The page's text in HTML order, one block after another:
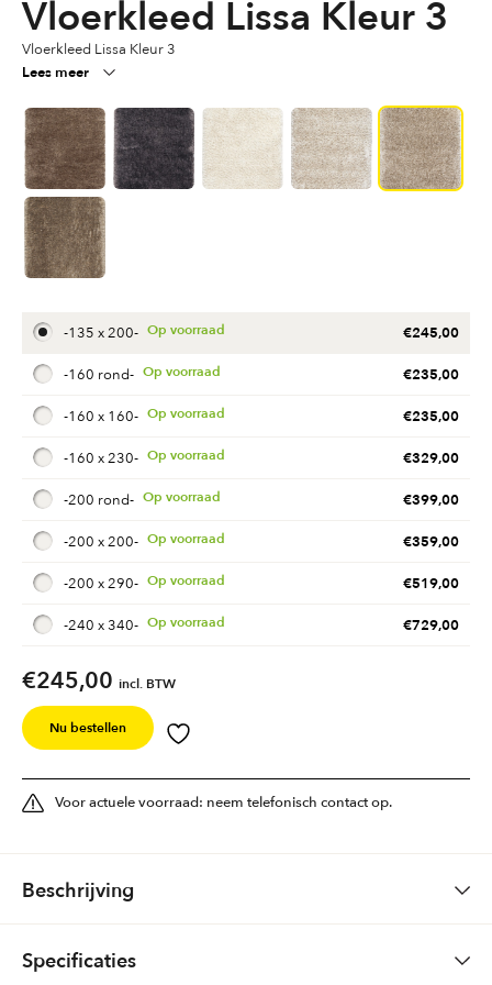
Vloerkleed Lissa Kleur 3
Vloerkleed Lissa Kleur 3
Lees meer
-135 x 200- €245,00
-160 rond- €235,00
-160 x 160- €235,00
-160 x 230- €329,00
-200 rond- €399,00
-200 x 200- €359,00
-200 x 290- €519,00
-240 x 340- €729,00
€245,00 incl. BTW
Nu bestellen
Voor actuele voorraad: neem telefonisch contact op.
Beschrijving
Specificaties